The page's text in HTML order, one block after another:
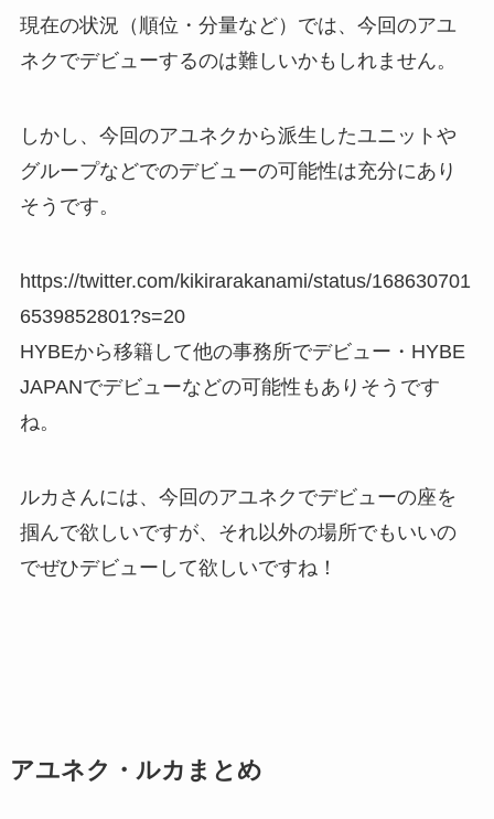
現在の状況（順位・分量など）では、今回のアユ
ネクでデビューするのは難しいかもしれません。
しかし、今回のアユネクから派生したユニットや
グループなどでのデビューの可能性は充分にあり
そうです。
https://twitter.com/kikirarakanami/status/168630701
6539852801?s=20
HYBEから移籍して他の事務所でデビュー・HYBE
JAPANでデビューなどの可能性もありそうです
ね。
ルカさんには、今回のアユネクでデビューの座を
掴んで欲しいですが、それ以外の場所でもいいの
でぜひデビューして欲しいですね！
アユネク・ルカまとめ